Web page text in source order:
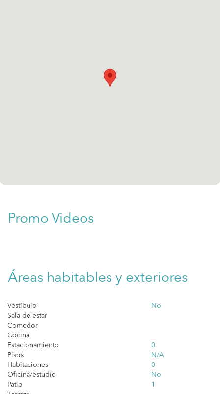
Promo Videos
Áreas habitables y exteriores
Vestíbulo
No
Sala de estar
Comedor
Cocina
Estacionamiento
0
Pisos
N/A
Habitaciones
0
Oficina/estudio
No
Patio
1